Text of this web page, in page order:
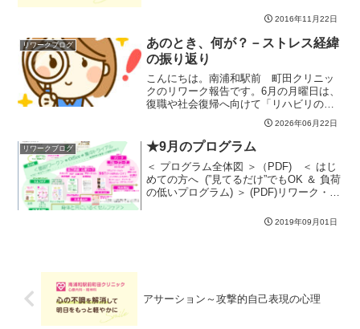
今日は近場の「うらわ美術館」に行って
きました。入り口付近のクリスマスツリ
ー美術館では「江戸の遊び...
2016年11月22日
リワークブログ
あのとき、何が？－ストレス経緯
の振り返り
こんにちは。南浦和駅前 町田クリニッ
クのリワーク報告です。6月の月曜日は、
復職や社会復帰へ向けて「リハビリのポ
イント」を考えています！今日は、その
なかでも大事なポイントの一つ、自分が
体調を崩した経緯を振り返ってみまし
た。体調を崩した経緯やお...
2026年06月22日
リワークブログ ★9月のプログラム
＜ プログラム全体図 ＞（PDF) ＜ はじ
めての方へ (”見てるだけ”でもOK ＆ 負荷
の低いプログラム) ＞ (PDF)リワーク・デ
ご利用にあたり、初回／再開の前に診察
2019年09月01日
アサーション～攻撃的自己表現の心理